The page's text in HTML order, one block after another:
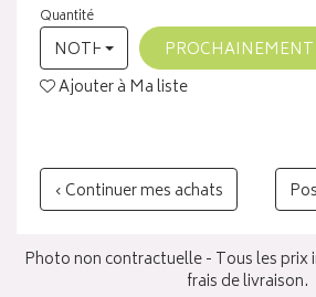
Quantité
NOTHING SELECTEDPROCHAINEMENT
Ajouter à Ma liste
‹ Continuer mes achats
Photo non contractuelle - Tous les prix
frais de livraison.